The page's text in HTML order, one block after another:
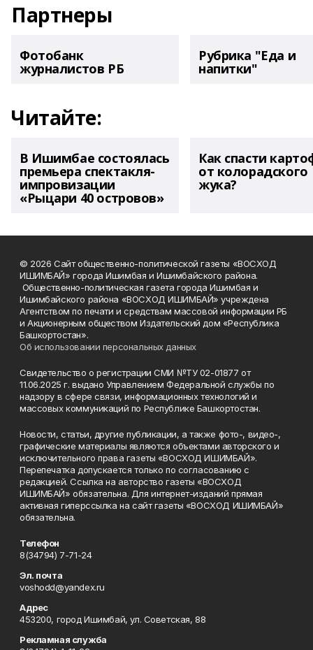
Партнеры
Фотобанк
журналистов РБ
Рубрика "Еда и
напитки"
Читайте:
В Ишимбае состоялась
премьера спектакля-
импровизации
«Рыцари 40 островов»
Как спасти
от колорадского
жука?
© 2026 Сайт общественно-политической газеты «ВОСХОД
ИШИМБАЙ» города Ишимбая и Ишимбайского района.
Общественно-политическая газета города Ишимбая и
Ишимбайского района «ВОСХОД ИШИМБАЙ» учреждена
Агентством по печати и средствам массовой информации РБ
и Акционерным обществом Издательский дом «Республика
Башкортостан».
Об использовании персональных данных
Свидетельство о регистрации СМИ №ТУ 02-01877 от
11.06.2025 г. выдано Управлением Федеральной службы по
надзору в сфере связи, информационных технологий и
массовых коммуникаций по Республике Башкортостан.
Новости, статьи, другие публикации, а также фото-, видео-,
графические материалы являются объектами авторского и
исключительного права газеты «ВОСХОД ИШИМБАЙ».
Перепечатка допускается только по согласованию с
редакцией. Ссылка на авторство газеты «ВОСХОД
ИШИМБАЙ» обязательна. Для интернет-изданий прямая
активная гиперссылка на сайт газеты «ВОСХОД ИШИМБАЙ»
обязательна.
Телефон
8(34794) 7-71-24
Эл. почта
voshodd@yandex.ru
Адрес
453200, город Ишимбай, ул. Советская, 88
Рекламная служба